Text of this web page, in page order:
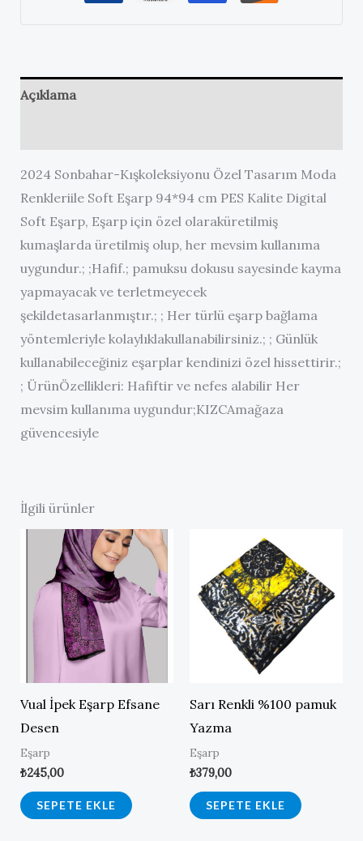
Açıklama
2024 Sonbahar-Kışkoleksiyonu Özel Tasarım Moda
Renkleriile Soft Eşarp 94*94 cm PES Kalite Digital
Soft Eşarp, Eşarp için özel olaraküretilmiş
kumaşlarda üretilmiş olup, her mevsim kullanıma
uygundur.; ;Hafif.; pamuksu dokusu sayesinde kayma
yapmayacak ve terletmeyecek
şekildetasarlanmıştır.; ; Her türlü eşarp bağlama
yöntemleriyle kolaylıklakullanabilirsiniz.; ; Günlük
kullanabileceğiniz eşarplar kendinizi özel hissettirir.;
; ÜrünÖzellikleri: Hafiftir ve nefes alabilir Her
mevsim kullanıma uygundur;KIZCAmağaza
güvencesiyle
İlgili ürünler
Vual İpek Eşarp Efsane
Desen
Eşarp
₺245,00
SEPETE EKLE
Sarı Renkli %100 pamuk
Yazma
Eşarp
₺379,00
SEPETE EKLE